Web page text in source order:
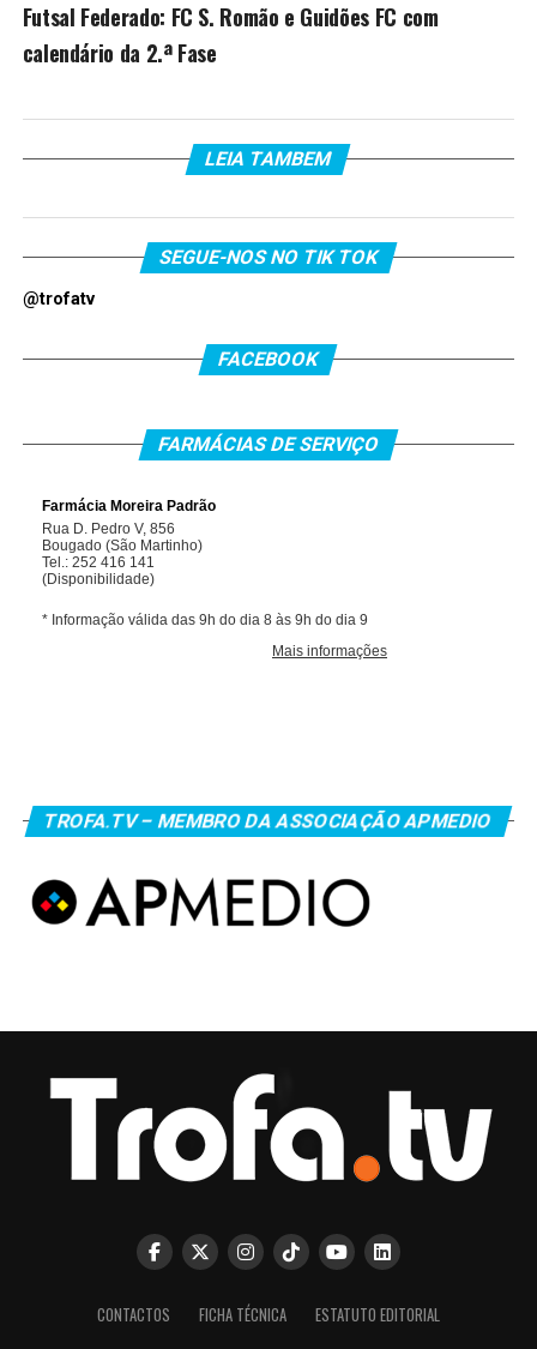
Futsal Federado: FC S. Romão e Guidões FC com
calendário da 2.ª Fase
LEIA TAMBEM
SEGUE-NOS NO TIK TOK
@trofatv
FACEBOOK
FARMÁCIAS DE SERVIÇO
TROFA.TV – MEMBRO DA ASSOCIAÇÃO APMEDIO
CONTACTOS FICHA TÉCNICA ESTATUTO EDITORIAL